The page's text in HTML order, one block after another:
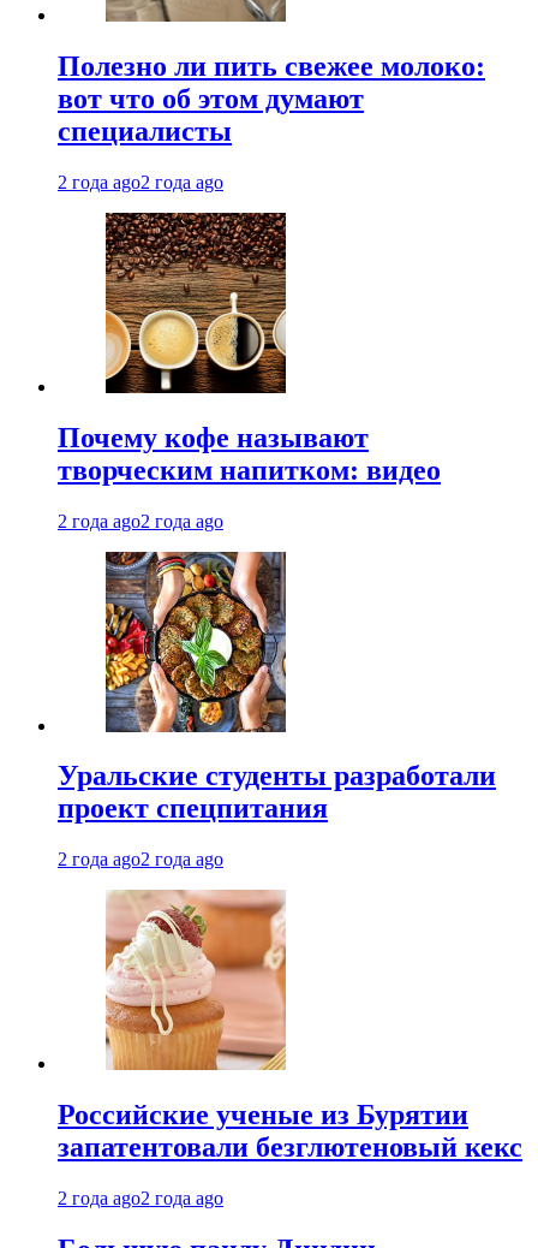
Полезно ли пить свежее молоко:
вот что об этом думают
специалисты
2 года ago2 года ago
Почему кофе называют
творческим напитком: видео
2 года ago2 года ago
Уральские студенты разработали
проект спецпитания
2 года ago2 года ago
Российские ученые из Бурятии
запатентовали безглютеновый кекс
2 года ago2 года ago